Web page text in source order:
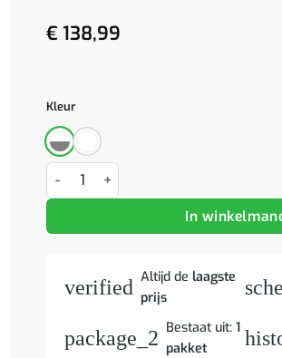
€ 138,99
Kleur
Schoolbord bureau Wit en grijs 120 x
In
verified Altijd de laagste
prijs
package_2 Bestaat uit: 1
pakket